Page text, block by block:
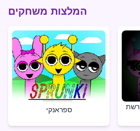
המלצות משחקים
ספראנקי